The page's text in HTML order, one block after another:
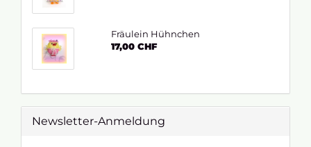
Fräulein Hühnchen
17,00 CHF
Newsletter-Anmeldung